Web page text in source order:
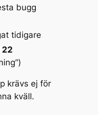
bugg
tidigare
22
krävs ej för
kväll.